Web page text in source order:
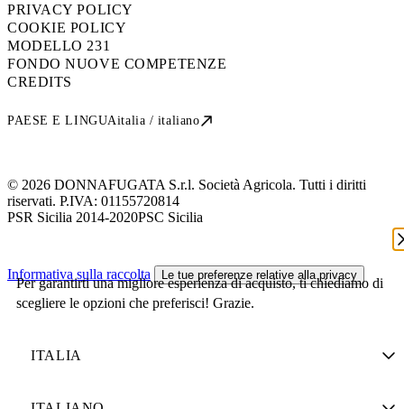
PRIVACY POLICY
COOKIE POLICY
MODELLO 231
FONDO NUOVE COMPETENZE
CREDITS
PAESE E LINGUAitalia / italiano
© 2026 DONNAFUGATA S.r.l. Società Agricola. Tutti i diritti
riservati. P.IVA: 01155720814
PSR Sicilia 2014-2020PSC Sicilia
Per garantirti una migliore esperienza di acquisto, ti chiediamo di
scegliere le opzioni che preferisci! Grazie.
Informativa sulla raccolta Le tue preferenze relative alla privacy